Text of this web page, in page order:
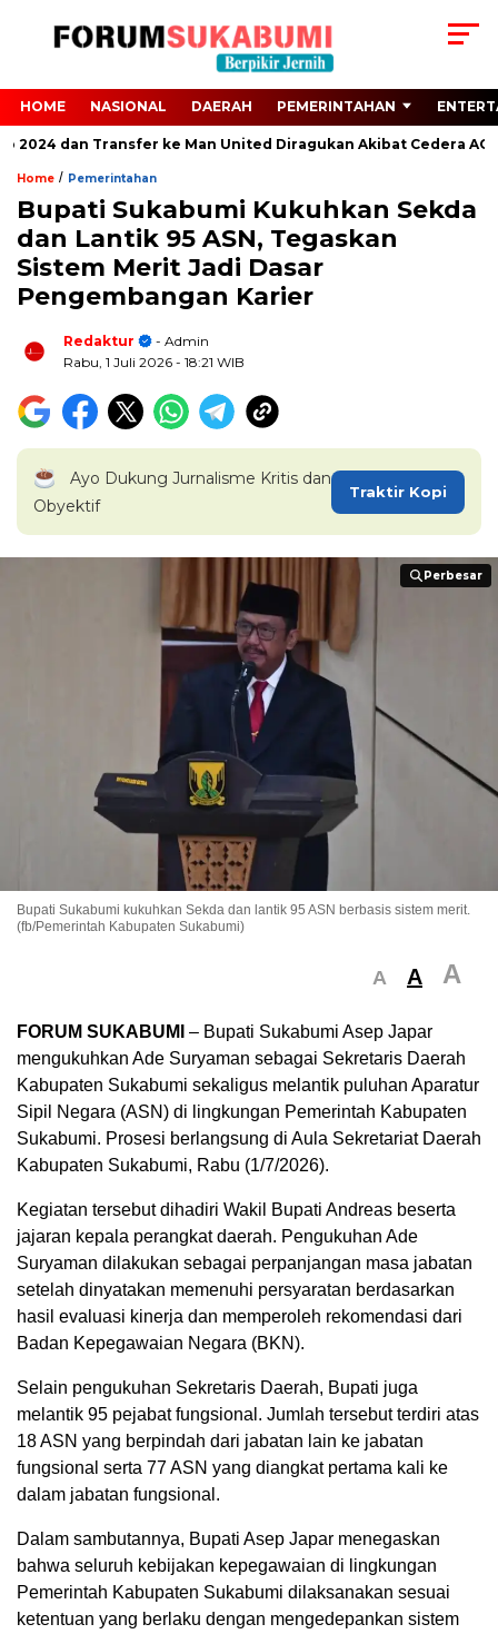
HOME NASIONAL DAERAH PEMERINTAHAN
dan Transfer ke Man United Diragukan Akibat Cedera ACL
Home / Pemerintahan
Bupati Sukabumi Kukuhkan Sekda
dan Lantik 95 ASN, Tegaskan
Sistem Merit Jadi Dasar
Pengembangan Karier
Redaktur
- Admin
Rabu, 1 Juli 2026 - 18:21 WIB
Ayo Dukung Jurnalisme Kritis dan
Obyektif
Traktir Kopi
Perbesar
Perbesar
Bupati Sukabumi kukuhkan Sekda dan lantik 95 ASN berbasis sistem merit.
(fb/Pemerintah Kabupaten Sukabumi)
A A A
FORUM SUKABUMI – Bupati Sukabumi Asep Japar
mengukuhkan Ade Suryaman sebagai Sekretaris Daerah
Kabupaten Sukabumi sekaligus melantik puluhan Aparatur
Sipil Negara (ASN) di lingkungan Pemerintah Kabupaten
Sukabumi. Prosesi berlangsung di Aula Sekretariat Daerah
Kabupaten Sukabumi, Rabu (1/7/2026).
Kegiatan tersebut dihadiri Wakil Bupati Andreas beserta
jajaran kepala perangkat daerah. Pengukuhan Ade
Suryaman dilakukan sebagai perpanjangan masa jabatan
setelah dinyatakan memenuhi persyaratan berdasarkan
hasil evaluasi kinerja dan memperoleh rekomendasi dari
Badan Kepegawaian Negara (BKN).
Selain pengukuhan Sekretaris Daerah, Bupati juga
melantik 95 pejabat fungsional. Jumlah tersebut terdiri atas
18 ASN yang berpindah dari jabatan lain ke jabatan
fungsional serta 77 ASN yang diangkat pertama kali ke
dalam jabatan fungsional.
Dalam sambutannya, Bupati Asep Japar menegaskan
bahwa seluruh kebijakan kepegawaian di lingkungan
Pemerintah Kabupaten Sukabumi dilaksanakan sesuai
ketentuan yang berlaku dengan mengedepankan sistem